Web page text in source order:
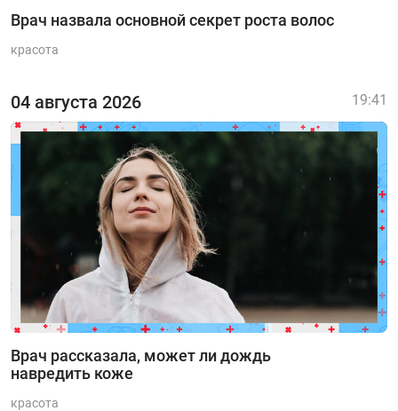
Врач назвала основной секрет роста волос
красота
04 августа 2026
Врач рассказала, может ли дождь
навредить коже
19:41
красота